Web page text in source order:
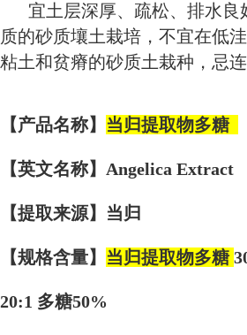
宜土层深厚、疏松、排水良
质的砂质壤土栽培，不宜在低
粘土和贫瘠的砂质土栽种，忌连
【产品名称】 当归提取物多糖
【英文名称】Angelica Extract
【提取来源】当归
【规格含量】 当归提取物多糖
20:1 多糖50%